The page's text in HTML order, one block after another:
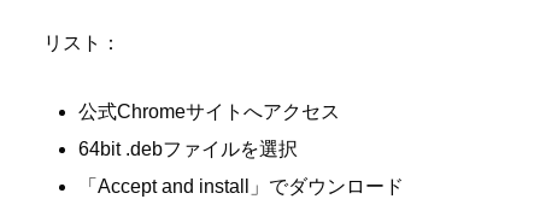
リスト：
公式Chromeサイトへアクセス
64bit .debファイルを選択
「Accept and install」でダウンロード